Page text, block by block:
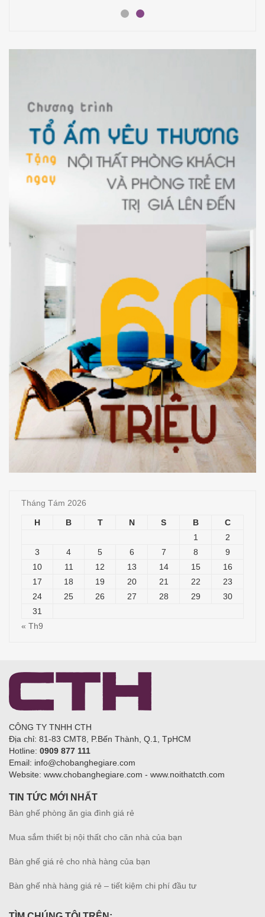
Tháng Tám 2026
H B T N S B
C
1
2
3
4 5 6 7 8
9
10
11 12 13 14 15
16
17
18 19 20 21 22
23
24
25 26 27 28 29
30
31
« Th9
CÔNG TY TNHH CTH
Địa chỉ: 81-83 CMT8, P.Bến Thành, Q.1, TpHCM
Hotline: 0909 877 111
Email: info@chobanghegiare.com
Website: www.chobanghegiare.com - www.noithatcth.com
TIN TỨC MỚI NHẤT
Bàn ghế phòng ăn gia đình giá rẻ
Mua sắm thiết bị nội thất cho căn nhà của bạn
Bàn ghế giá rẻ cho nhà hàng của bạn
Bàn ghế nhà hàng giá rẻ – tiết kiệm chi phí đầu tư